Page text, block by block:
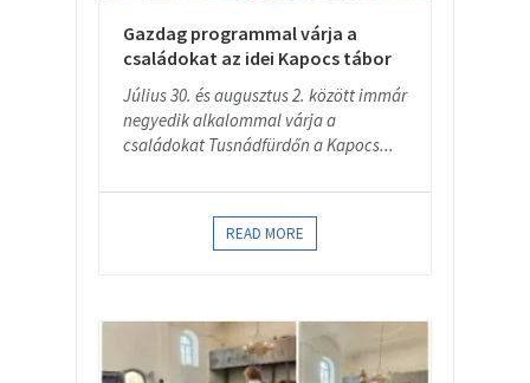
Gazdag programmal várja a
családokat az idei Kapocs tábor
Július 30. és augusztus 2. között immár
negyedik alkalommal várja a
családokat Tusnádfürdőn a Kapocs...
READ MORE